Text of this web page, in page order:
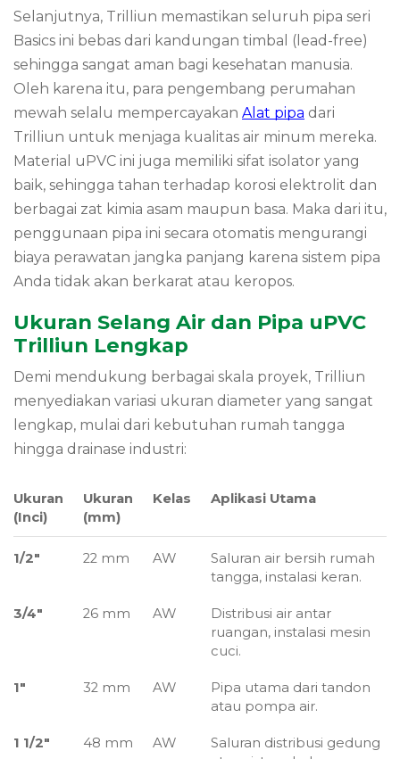
Selanjutnya, Trilliun memastikan seluruh pipa seri
Basics ini bebas dari kandungan timbal (lead-free)
sehingga sangat aman bagi kesehatan manusia.
Oleh karena itu, para pengembang perumahan
mewah selalu mempercayakan Alat pipa dari
Trilliun untuk menjaga kualitas air minum mereka.
Material uPVC ini juga memiliki sifat isolator yang
baik, sehingga tahan terhadap korosi elektrolit dan
berbagai zat kimia asam maupun basa. Maka dari itu,
penggunaan pipa ini secara otomatis mengurangi
biaya perawatan jangka panjang karena sistem pipa
Anda tidak akan berkarat atau keropos.
Ukuran Selang Air dan Pipa uPVC
Trilliun Lengkap
Demi mendukung berbagai skala proyek, Trilliun
menyediakan variasi ukuran diameter yang sangat
lengkap, mulai dari kebutuhan rumah tangga
hingga drainase industri:
Ukuran
(Inci)
Ukuran
(mm)
Kelas Aplikasi Utama
1/2″ 22 mm AW
Saluran air bersih rumah
tangga, instalasi keran.
3/4″ 26 mm AW
Distribusi air antar
ruangan, instalasi mesin
cuci.
1″ 32 mm AW
Pipa utama dari tandon
atau pompa air.
1 1/2″ 48 mm AW
Saluran distribusi gedung